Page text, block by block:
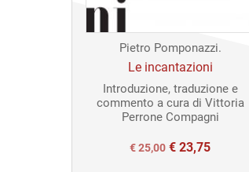
Pietro Pomponazzi.
Le incantazioni
Introduzione, traduzione e
commento a cura di Vittoria
Perrone Compagni
Il
€25,00Il€ 23,75